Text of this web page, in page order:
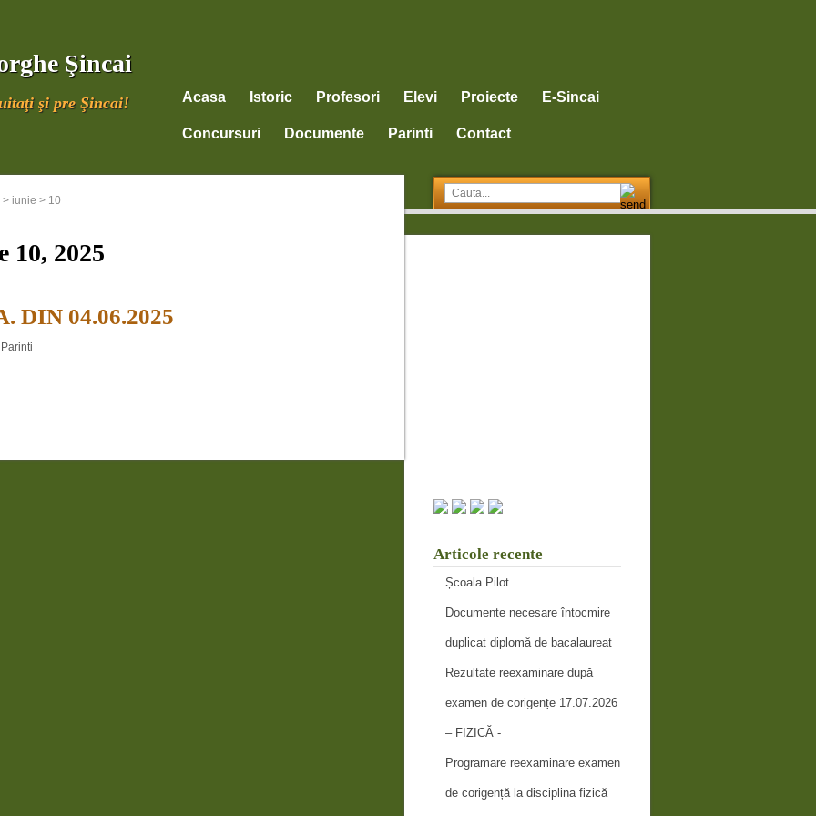
Şincai
şi pre Şincai! Acasa Istoric Profesori Elevi Proiecte E-Sincai
Concursuri Documente Parinti Contact
> iunie > 10
10, 2025
DIN 04.06.2025
Articole recente
Școala Pilot
Documente necesare întocmire
duplicat diplomă de bacalaureat
Rezultate reexaminare după
examen de corigențe 17.07.2026
– FIZICĂ -
Programare reexaminare examen
de corigență la disciplina fizică